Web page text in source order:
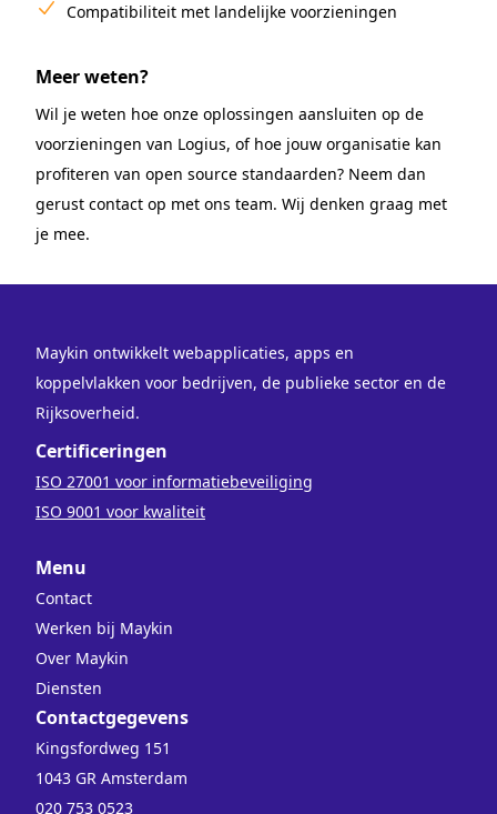
Compatibiliteit met landelijke voorzieningen
Meer weten?
Wil je weten hoe onze oplossingen aansluiten op de
voorzieningen van Logius, of hoe jouw organisatie kan
profiteren van open source standaarden? Neem dan
gerust contact op met ons team. Wij denken graag met
je mee.
Maykin ontwikkelt webapplicaties, apps en
koppelvlakken voor bedrijven, de publieke sector en de
Rijksoverheid.
Certificeringen
ISO 27001 voor informatiebeveiliging
ISO 9001 voor kwaliteit
Menu
Contact
Werken bij Maykin
Over Maykin
Diensten
Contactgegevens
Kingsfordweg 151
1043 GR Amsterdam
020 753 0523